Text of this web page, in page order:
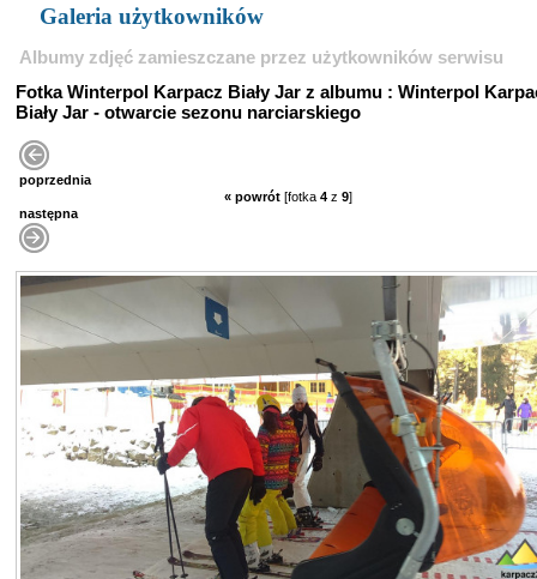
Galeria użytkowników
Albumy zdjęć zamieszczane przez użytkowników serwisu
Fotka Winterpol Karpacz Biały Jar z albumu : Winterpol
Biały Jar - otwarcie sezonu narciarskiego
poprzednia
« powrót [fotka 4 z 9]
następna